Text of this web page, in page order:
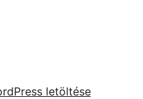
letöltése